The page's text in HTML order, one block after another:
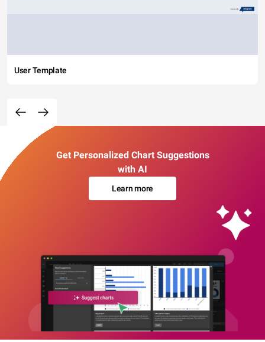
User Template
Get Personalized Chart Suggestions
with AI
Learn more